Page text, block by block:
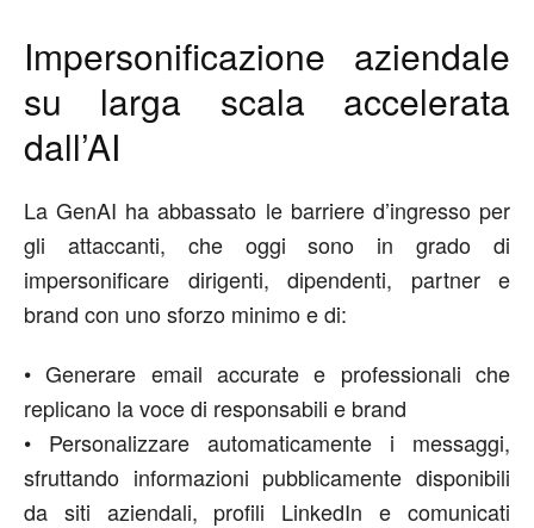
Impersonificazione aziendale
su larga scala accelerata
dall’AI
La GenAI ha abbassato le barriere d’ingresso per
gli attaccanti, che oggi sono in grado di
impersonificare dirigenti, dipendenti, partner e
brand con uno sforzo minimo e di:
•Generare email accurate e professionali che
replicano la voce di responsabili e brand
• Personalizzare automaticamente i messaggi,
sfruttando informazioni pubblicamente disponibili
da siti aziendali, profili LinkedIn e comunicati